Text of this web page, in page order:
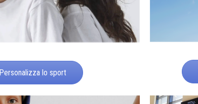
Personalizza lo sport